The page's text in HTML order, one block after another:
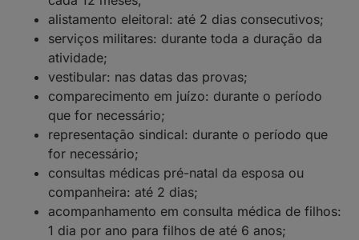
alistamento eleitoral: até 2 dias consecutivos;
serviços militares: durante toda a duração da
atividade;
vestibular: nas datas das provas;
comparecimento em juízo: durante o período
que for necessário;
representação sindical: durante o período que
for necessário;
consultas médicas pré-natal da esposa ou
companheira: até 2 dias;
acompanhamento em consulta médica de filhos:
1 dia por ano para filhos de até 6 anos;